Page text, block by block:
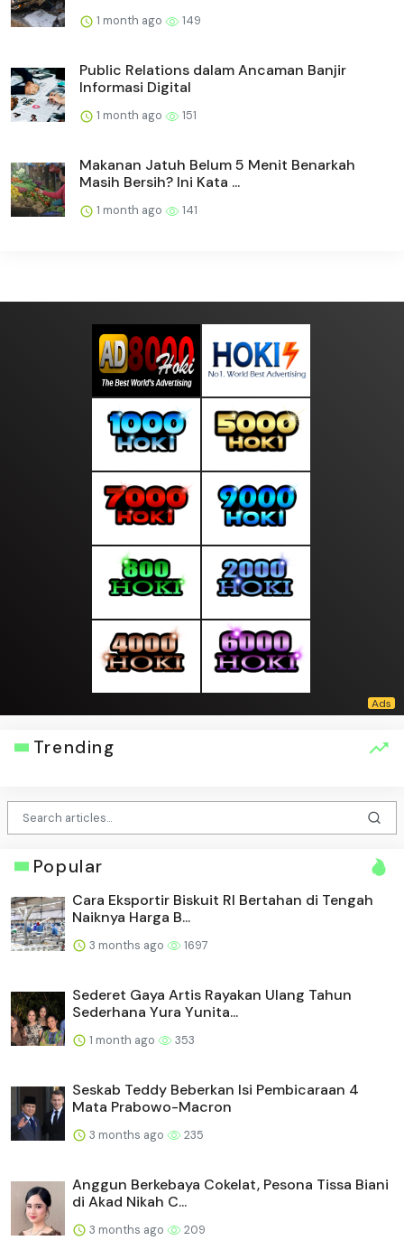
1 month ago 149
Public Relations dalam Ancaman Banjir
Informasi Digital
1 month ago 151
Makanan Jatuh Belum 5 Menit Benarkah
Masih Bersih? Ini Kata ...
1 month ago 141
Trending
Popular
Cara Eksportir Biskuit RI Bertahan di Tengah
Naiknya Harga B...
3 months ago 1697
Sederet Gaya Artis Rayakan Ulang Tahun
Sederhana Yura Yunita...
1 month ago 353
Seskab Teddy Beberkan Isi Pembicaraan 4
Mata Prabowo-Macron
3 months ago 235
Anggun Berkebaya Cokelat, Pesona Tissa Biani
di Akad Nikah C...
3 months ago 209